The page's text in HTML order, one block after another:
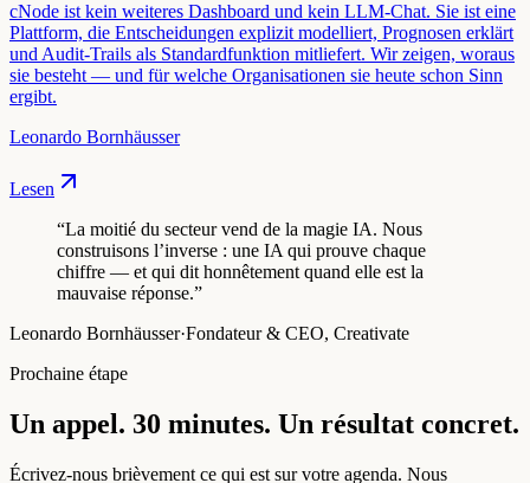
cNode ist kein weiteres Dashboard und kein LLM-Chat. Sie ist eine
Plattform, die Entscheidungen explizit modelliert, Prognosen erklärt
und Audit-Trails als Standardfunktion mitliefert. Wir zeigen, woraus
sie besteht — und für welche Organisationen sie heute schon Sinn
ergibt.
Leonardo Bornhäusser
Lesen
“La moitié du secteur vend de la magie IA. Nous
construisons l’inverse : une IA qui prouve chaque
chiffre — et qui dit honnêtement quand elle est la
mauvaise réponse.”
Leonardo Bornhäusser·Fondateur & CEO, Creativate
Prochaine étape
Un appel. 30 minutes. Un résultat concret.
Écrivez-nous brièvement ce qui est sur votre agenda. Nous